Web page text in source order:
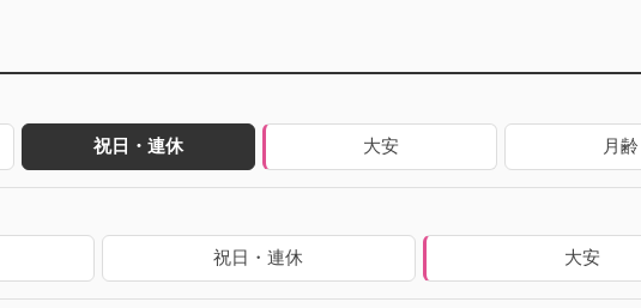
祝日・連休 大安 月齢
祝日・連休 大安